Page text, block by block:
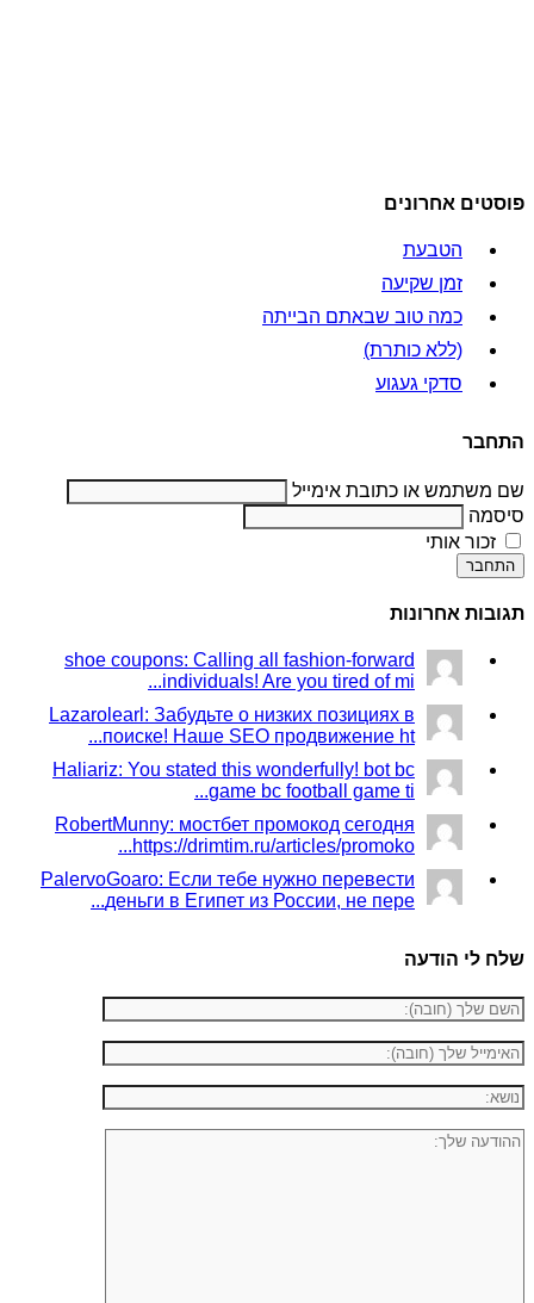
פוסטים אחרונים
הטבעת
זמן שקיעה
כמה טוב שבאתם הבייתה
(ללא כותרת)
סדקי געגוע
התחבר
שם משתמש או כתובת אימייל
סיסמה
זכור אותי
התחבר
תגובות אחרונות
shoe coupons: Calling all fashion-forward
individuals! Are you tired of mi...
Lazarolearl: Забудьте о низких позициях в
поиске! Наше SEO продвижение ht...
Haliariz: You stated this wonderfully! bot bc
game bc football game ti...
RobertMunny: мостбет промокод сегодня
https://drimtim.ru/articles/promoko...
PalervoGoaro: Если тебе нужно перевести
деньги в Египет из России, не пере...
שלח לי הודעה